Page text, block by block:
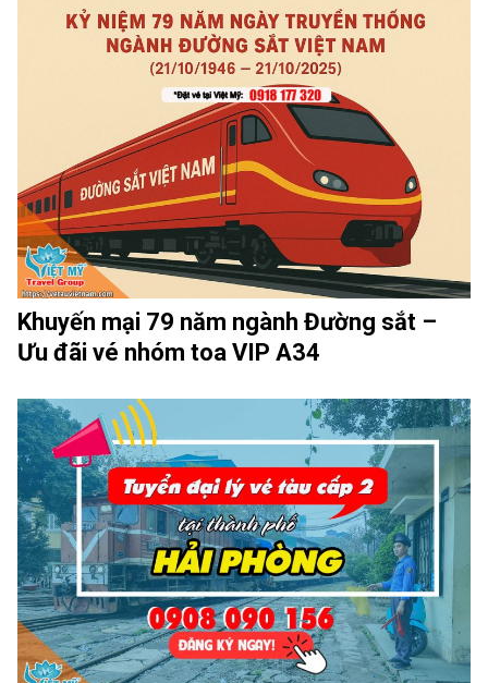
Khuyến mại 79 năm ngành Đường sắt –
Ưu đãi vé nhóm toa VIP A34